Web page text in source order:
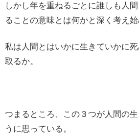
しかし年を重ねるごとに誰しも人
ることの意味とは何かと深く考え始
私は人間とはいかに生きていかに
取るか。
つまるところ、この３つが人間の
うに思っている。